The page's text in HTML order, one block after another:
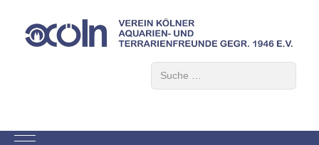
Mobile Menu Toggle